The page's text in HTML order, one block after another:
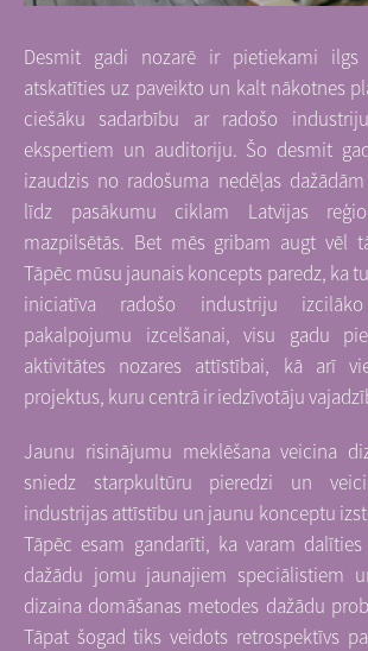
Desmit gadi nozarē ir pietiekami
atskatīties uz paveikto un kalt nākotnes
ciešāku sadarbību ar radošo
ekspertiem un auditoriju. Šo desmit
izaudzis no radošuma nedēļas
līdz pasākumu ciklam Latvijas
mazpilsētās. Bet mēs gribam augt vēl
Tāpēc mūsu jaunais koncepts paredz, ka
iniciatīva radošo industriju
pakalpojumu izcelšanai, visu gadu
aktivitātes nozares attīstībai, kā arī
projektus, kuru centrā ir iedzīvotāju
Jaunu risinājumu meklēšana veicina
sniedz starpkultūru pieredzi un
industrijas attīstību un jaunu konceptu
Tāpēc esam gandarīti, ka varam
dažādu jomu jaunajiem speciālistiem
dizaina domāšanas metodes dažādu
Tāpat šogad tiks veidots retrospektīvs